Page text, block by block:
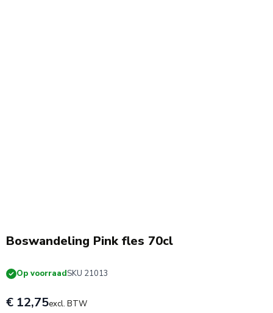
Boswandeling Pink fles 70cl
Op voorraadSKU 21013
€ 12,75excl. BTW